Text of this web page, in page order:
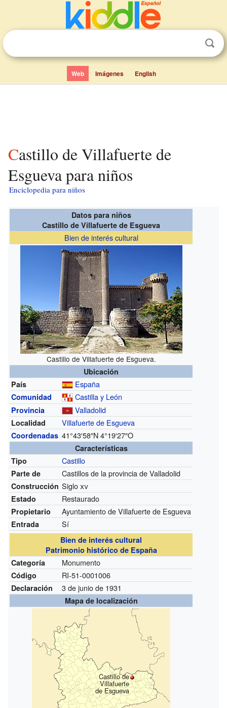
Web Imágenes English
Castillo de Villafuerte de
Esgueva para niños
Enciclopedia para niños
Datos para niños
Castillo de Villafuerte de Esgueva
Bien de interés cultural
Castillo de Villafuerte de Esgueva.
Ubicación
País
España
Comunidad Castilla y León
Provincia Valladolid
Localidad Villafuerte de Esgueva
Coordenadas 41°43′58″N4°19′27″O
Características
Tipo
Castillo
Parte de Castillos de la provincia de Valladolid
Construcción Sigloxv
Estado Restaurado
Propietario Ayuntamiento de Villafuerte de Esgueva
Entrada Sí
Bien de interés cultural
Patrimonio histórico de España
Categoría
Monumento
Código RI-51-0001006
Declaración 3 de junio de 1931
Mapa de localización
Castillo de
Villafuerte
de Esgueva